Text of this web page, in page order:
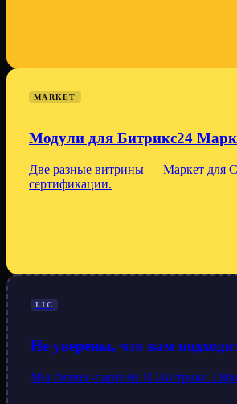
MARKET
Модули для Битрикс24
Две разные витрины — Маркет для
сертификации.
LIC
Не уверены, что вам
Мы бизнес-партнёр 1С-Битрикс.